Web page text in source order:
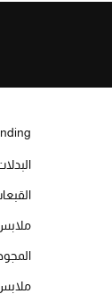
ملابس
ملابس